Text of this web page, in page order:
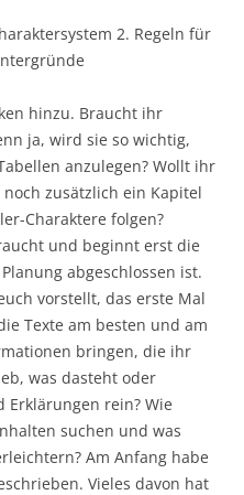
2. Regeln für
hinzu. Braucht ihr
ja, wird sie so wichtig,
anzulegen? Wollt ihr
zusätzlich ein Kapitel
Charaktere folgen?
und beginnt erst die
abgeschlossen ist.
vorstellt, das erste Mal
Texte am besten und am
bringen, die ihr
was dasteht oder
Erklärungen rein? Wie
suchen und was
Am Anfang habe
Vieles davon hat